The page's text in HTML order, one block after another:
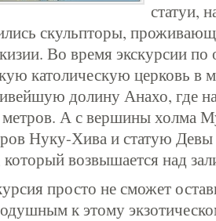
статуи,
скульпторы,
Во время экскурсии по
католическую церковь в
долину Анахо, где
метров. А с вершины холма
Нуку-Хива и статую
возвышается над
просто не сможет
к этому